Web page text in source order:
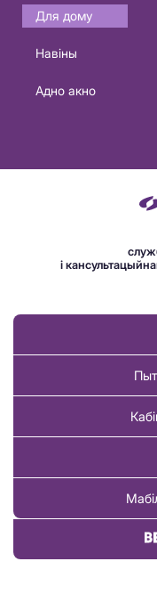
Основная
навигация
Для дому
Навіны
Адно акно
і